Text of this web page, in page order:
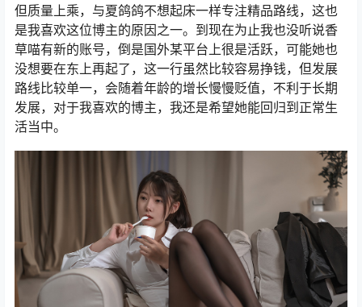
但质量上乘，与夏鸽鸽不想起床一样专注精品路线，这也
是我喜欢这位博主的原因之一。到现在为止我也没听说香
草喵有新的账号，倒是国外某平台上很是活跃，可能她也
没想要在东上再起了，这一行虽然比较容易挣钱，但发展
路线比较单一，会随着年龄的增长慢慢贬值，不利于长期
发展，对于我喜欢的博主，我还是希望她能回归到正常生
活当中。